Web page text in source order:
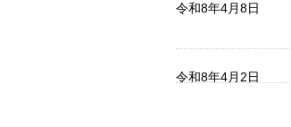
令和8年4月8日
令和8年4月2日